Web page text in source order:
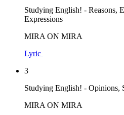
Studying English! - Reasons,
Expressions
MIRA ON MIRA
Lyric
3
Studying English! - Opinions,
MIRA ON MIRA